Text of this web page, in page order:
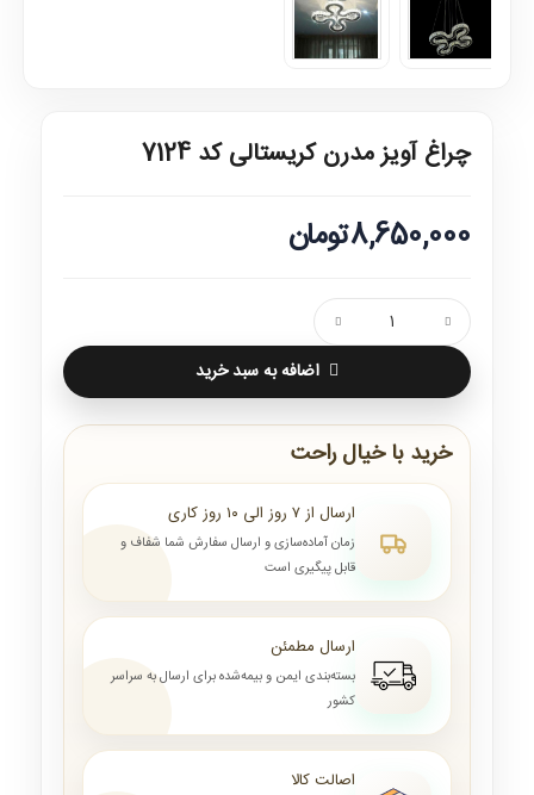
چراغ آویز مدرن کریستالی کد 7124
8,650,000تومان
اضافه به سبد خرید
خرید با خیال راحت
ارسال از ۷ روز الی ۱۰ روز کاری
زمان آماده‌سازی و ارسال سفارش شما شفاف و
قابل پیگیری است
ارسال مطمئن
بسته‌بندی ایمن و بیمه‌شده برای ارسال به سراسر
کشور
اصالت کالا